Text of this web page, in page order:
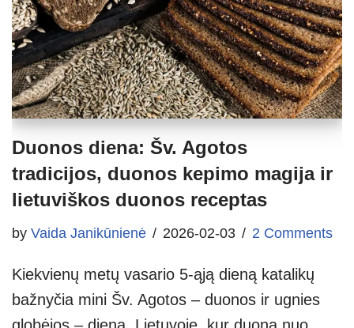
Duonos diena: Šv. Agotos
tradicijos, duonos kepimo magija ir
lietuviškos duonos receptas
by Vaida Janikūnienė 2026-02-03 2 Comments
Kiekvienų metų vasario 5-ąją dieną katalikų
bažnyčia mini Šv. Agotos – duonos ir ugnies